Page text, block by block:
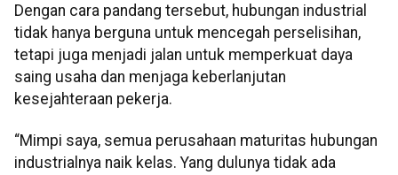
Dengan cara pandang tersebut, hubungan industrial
tidak hanya berguna untuk mencegah perselisihan,
tetapi juga menjadi jalan untuk memperkuat daya
saing usaha dan menjaga keberlanjutan
kesejahteraan pekerja.
“Mimpi saya, semua perusahaan maturitas hubungan
industrialnya naik kelas. Yang dulunya tidak ada